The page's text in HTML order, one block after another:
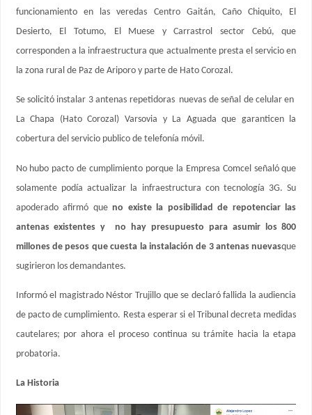
funcionamiento en las veredas Centro Gaitán, Caño Chiquito, El
Desierto, El Totumo, El Muese y Carrastrol sector Cebú, que
corresponden a la infraestructura que actualmente presta el servicio en
la zona rural de Paz de Ariporo y parte de Hato Corozal.
Se solicitó instalar 3 antenas repetidoras nuevas de señal de celular en
La Chapa (Hato Corozal) Varsovia y La Aguada que garanticen la
cobertura del servicio publico de telefonía móvil.
No hubo pacto de cumplimiento porque la Empresa Comcel señaló que
solamente podía actualizar la infraestructura con tecnología 3G. Su
apoderado afirmó queno existe la posibilidad de repotenciar las
antenas existentes y no hay presupuesto para asumir los 800
millones de pesos que cuesta la instalación de 3 antenas nuevasque
sugirieron los demandantes.
Informó el magistrado Néstor Trujillo que se declaró fallida la audiencia
de pacto de cumplimiento. Resta esperar si el Tribunal decreta medidas
cautelares; por ahora el proceso continua su trámite hacia la etapa
probatoria.
La Historia